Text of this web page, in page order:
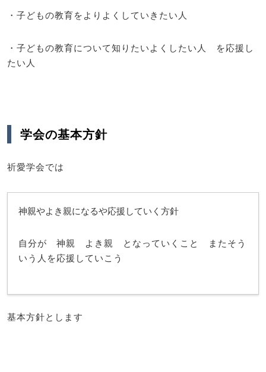
・子どもの教育をよりよくしていきたい人
・子どもの教育について知りたいよくしたい人 を応援し
たい人
学会の基本方針
祈愛学会では
神親やよき親になるや応援していく方針
自分が 神親 よき親 となっていくこと またそう
いう人を応援していこう
基本方針とします